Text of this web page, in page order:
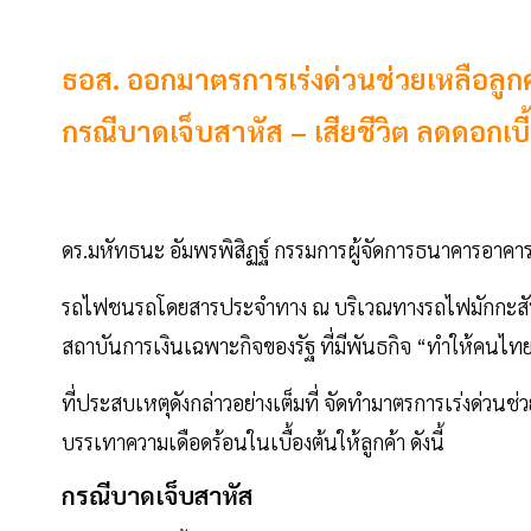
ธอส. ออกมาตรการเร่งด่วนช่วยเหลือ
กรณีบาดเจ็บสาหัส – เสียชีวิต ลดดอกเ
ดร.มหัทธนะ อัมพรพิสิฏฐ์ กรรมการผู้จัดการธนาคารอาค
รถไฟชนรถโดยสารประจำทาง ณ บริเวณทางรถไฟมักก
สถาบันการเงินเฉพาะกิจของรัฐ ที่มีพันธกิจ “ทำให้คนไท
ที่ประสบเหตุดังกล่าวอย่างเต็มที่ จัดทำมาตรการเร่งด่วน
บรรเทาความเดือดร้อนในเบื้องต้นให้ลูกค้า ดังนี้
กรณีบาดเจ็บสาหัส